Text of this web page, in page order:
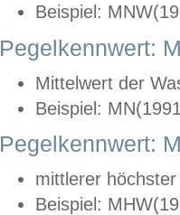
Beispiel:
Pegelkennwert:
Mittelwert der
Beispiel:
Pegelkennwert:
mittlerer
Beispiel: